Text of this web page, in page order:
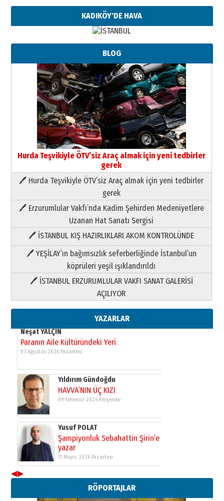
KADIKÖY'DE HAVA
BLOG
Hurda Teşvikiyle ÖTV’siz Araç almak için yeni tedbirler
gerek
🖊 Hurda Teşvikiyle ÖTV’siz Araç almak için yeni tedbirler
gerek
🖊 Erzurumlular Vakfı’nda Kadim Şehirden Medeniyetlere
Uzanan Hat Sanatı Sergisi
🖊 İSTANBUL KIŞ HAZIRLIKLARI AKOM KONTROLÜNDE
🖊 YEŞİLAY’ın bağımsızlık seferberliğinde İstanbul’un
köprüleri yeşil ışıklandırıldı
🖊 İSTANBUL ERZURUMLULAR VAKFI SANAT GALERİSİ
AÇILIYOR
YAZARLAR
Paranın Aile Kültüründeki Yeri
03 Ağustos 2026 Pazartesi
Yıldırım Gündoğdu
HAVVA’NIN ÜÇ KIZI
09 Temmuz 2026 Perşembe
Yusuf POLAT
Şampiyonluk Sebahattin Şirin’e
11 Mayıs 2026 Pazartesi
Neşat YALÇIN
Paranın Aile Kültüründeki Yeri
03 Ağustos 2026 Pazartesi
Yıldırım Gündoğdu
HAVVA’NIN ÜÇ KIZI
09 Temmuz 2026 Perşembe
Yusuf POLAT
Şampiyonluk Sebahattin Şirin’e
yazar
11 Mayıs 2026 Pazartesi
Neşat YALÇIN
Paranın Aile Kültüründeki Yeri
03 Ağustos 2026 Pazartesi
◀▶
RÖPORTAJLAR